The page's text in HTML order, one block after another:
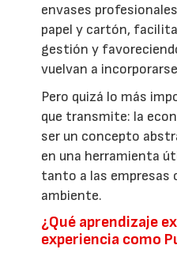
envases
papel y cartón,
gestión y
vuelvan a
Pero quizá lo más
que transmite: la
ser un concepto
en una herramienta
tanto a las empresas
ambiente.
¿Qué aprendizaje
experiencia como